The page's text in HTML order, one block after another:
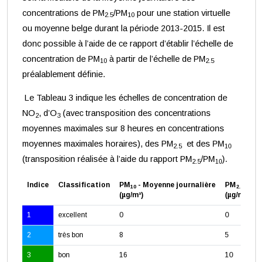
concentrations de PM2.5/PM10 pour une station virtuelle
ou moyenne belge durant la période 2013-2015. Il est
donc possible à l’aide de ce rapport d’établir l’échelle de
concentration de PM10 à partir de l’échelle de PM2.5
préalablement définie.
Le Tableau 3 indique les échelles de concentration de
NO2, d’O3 (avec transposition des concentrations
moyennes maximales sur 8 heures en concentrations
moyennes maximales horaires), des PM2.5 et des PM10
(transposition réalisée à l’aide du rapport PM2.5/PM10).
Indice Classification PM10 - Moyenne journalière
(µg/m³)
PM 2.5
(µg/m³)
1 excellent 0 0
2 très bon 8 5
3 bon 16 10